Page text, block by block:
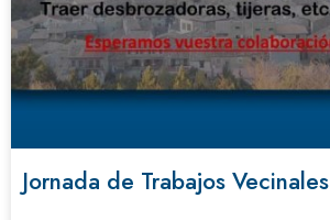
Jornada de Trabajos Vecinales